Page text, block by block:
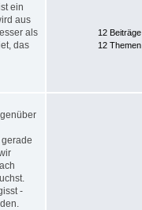
ein
aus
als
das
12 Beiträge
12 Themen
-